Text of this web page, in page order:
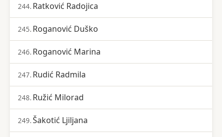
244. Ratković Radojica
245. Roganović Duško
246. Roganović Marina
247. Rudić Radmila
248. Ružić Milorad
249.Šakotić Ljiljana